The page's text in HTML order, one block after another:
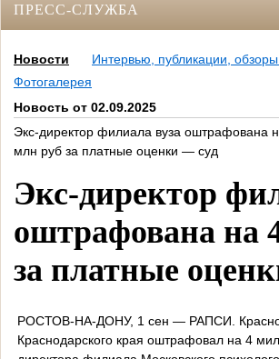
ПРЕСС-СЛУЖБА
Новости
Интервью, публикации,
Фотогалерея
Новость от 02.09.2025
Экс-директор филиала вуза оштрафована
млн руб за платные оценки — суд
Экс-директор
оштрафована на
за платные
РОСТОВ-НА-ДОНУ, 1 сен — РАПСИ.
Краснодарского края оштрафовал на 4